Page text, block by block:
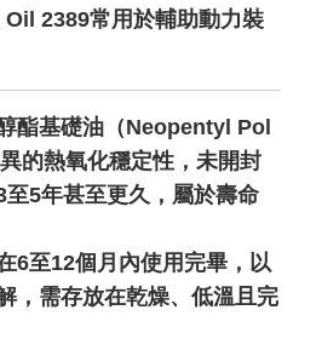
2389常用於輔助動力裝
酯基礎油（Neopentyl Pol
的熱氧化穩定性，未開封
5年甚至更久，屬於壽命
6至12個月內使用完畢，以
，需存放在乾燥、低溫且完